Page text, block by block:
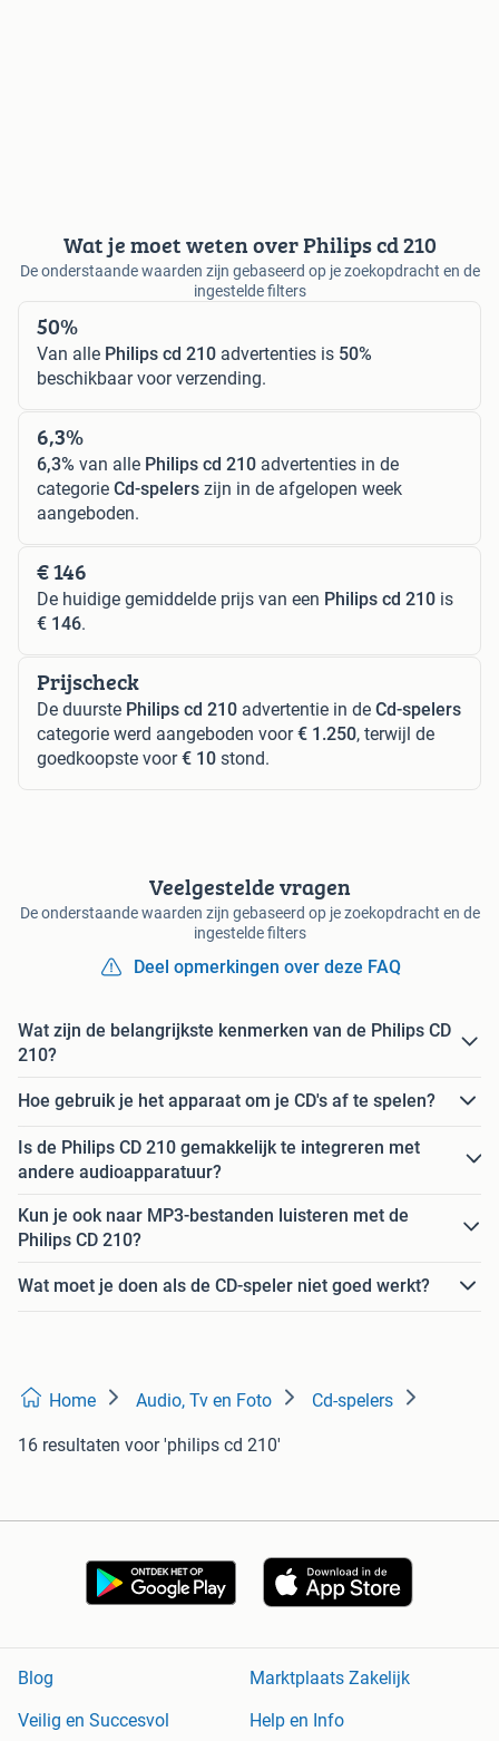
Wat je moet weten over Philips cd 210
De onderstaande waarden zijn gebaseerd op je zoekopdracht en de
ingestelde filters
50%
Van alle Philips cd 210 advertenties is 50%
beschikbaar voor verzending.
6,3%
6,3% van alle Philips cd 210 advertenties in de
categorie Cd-spelers zijn in de afgelopen week
aangeboden.
€ 146
De huidige gemiddelde prijs van een Philips cd 210 is
€ 146.
Prijscheck
De duurste Philips cd 210 advertentie in de Cd-spelers
categorie werd aangeboden voor€ 1.250, terwijl de
goedkoopste voor€ 10 stond.
Veelgestelde vragen
De onderstaande waarden zijn gebaseerd op je zoekopdracht en de
ingestelde filters
Deel opmerkingen over deze FAQ
Wat zijn de belangrijkste kenmerken van de Philips CD
210?
Hoe gebruik je het apparaat om je CD's af te spelen?
Is de Philips CD 210 gemakkelijk te integreren met
andere audioapparatuur?
Kun je ook naar MP3-bestanden luisteren met de
Philips CD 210?
Wat moet je doen als de CD-speler niet goed werkt?
Home Audio, Tv en Foto Cd-spelers
16 resultaten voor 'philips cd 210'
Blog
Marktplaats Zakelijk
Veilig en Succesvol
Help en Info